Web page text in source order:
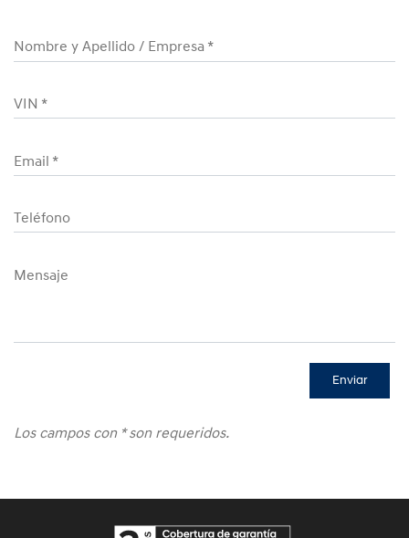
Nombre y Apellido / Empresa *
VIN *
Email *
Teléfono
Mensaje
Los campos con *son requeridos.